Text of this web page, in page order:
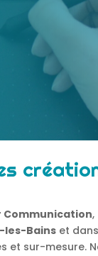
Communication,
les-Bains et dans
et sur-mesure.